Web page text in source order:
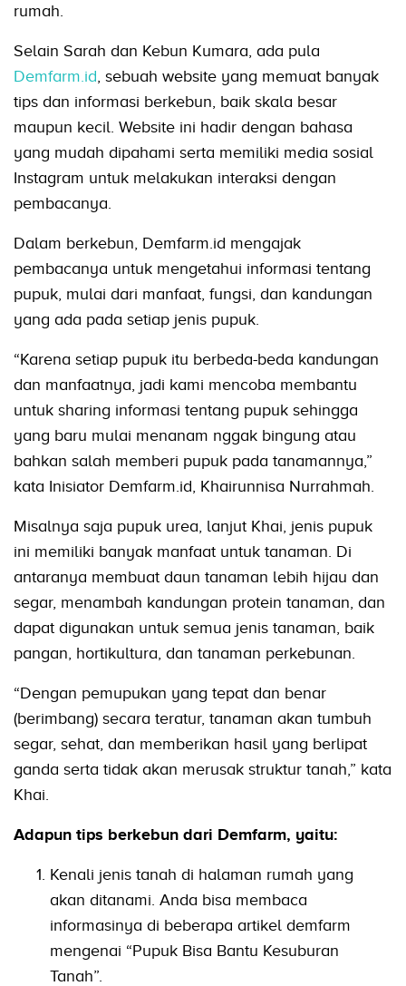
rumah.
Selain Sarah dan Kebun Kumara, ada pula
Demfarm.id , sebuah website yang memuat banyak
tips dan informasi berkebun, baik skala besar
maupun kecil. Website ini hadir dengan bahasa
yang mudah dipahami serta memiliki media sosial
Instagram untuk melakukan interaksi dengan
pembacanya.
Dalam berkebun, Demfarm.id mengajak
pembacanya untuk mengetahui informasi tentang
pupuk, mulai dari manfaat, fungsi, dan kandungan
yang ada pada setiap jenis pupuk.
“Karena setiap pupuk itu berbeda-beda kandungan
dan manfaatnya, jadi kami mencoba membantu
untuk sharing informasi tentang pupuk sehingga
yang baru mulai menanam nggak bingung atau
bahkan salah memberi pupuk pada tanamannya,”
kata Inisiator Demfarm.id, Khairunnisa Nurrahmah.
Misalnya saja pupuk urea, lanjut Khai, jenis pupuk
ini memiliki banyak manfaat untuk tanaman. Di
antaranya membuat daun tanaman lebih hijau dan
segar, menambah kandungan protein tanaman, dan
dapat digunakan untuk semua jenis tanaman, baik
pangan, hortikultura, dan tanaman perkebunan.
“Dengan pemupukan yang tepat dan benar
(berimbang) secara teratur, tanaman akan tumbuh
segar, sehat, dan memberikan hasil yang berlipat
ganda serta tidak akan merusak struktur tanah,” kata
Khai.
Adapun tips berkebun dari Demfarm, yaitu:
Kenali jenis tanah di halaman rumah yang
akan ditanami. Anda bisa membaca
informasinya di beberapa artikel demfarm
mengenai “Pupuk Bisa Bantu Kesuburan
Tanah”.